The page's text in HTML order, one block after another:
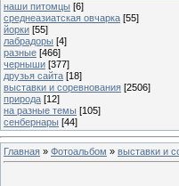
наши питомцы [6]
среднеазиатская овчарка [55]
йорки [55]
лабрадоры [4]
разные [466]
черныши [377]
друзья сайта [18]
выставки и соревнования [2506]
природа [12]
на разные темы [105]
сенбернары [44]
Главная » Фотоальбом » выставки и